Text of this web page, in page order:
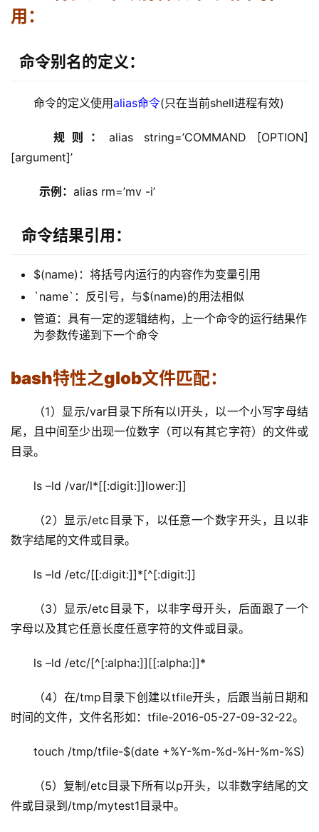
用：
命令别名的定义：
命令的定义使用alias命令(只在当前shell进程有效)
规则： alias string=’COMMAND [OPTION]
[argument]’
示例： alias rm=’mv -i’
命令结果引用：
$(name)：将括号内运行的内容作为变量引用
`name`：反引号，与$(name)的用法相似
管道：具有一定的逻辑结构，上一个命令的运行结果作
为参数传递到下一个命令
bash特性之glob文件匹配：
（1）显示/var目录下所有以l开头，以一个小写字母结
尾，且中间至少出现一位数字（可以有其它字符）的文件或
目录。
ls –ld /var/l*[[:digit:]]lower:]]
（2）显示/etc目录下，以任意一个数字开头，且以非
数字结尾的文件或目录。
ls –ld /etc/[[:digit:]]*[^[:digit:]]
（3）显示/etc目录下，以非字母开头，后面跟了一个
字母以及其它任意长度任意字符的文件或目录。
ls –ld /etc/[^[:alpha:]][[:alpha:]]*
（4）在/tmp目录下创建以tfile开头，后跟当前日期和
时间的文件，文件名形如：tfile-2016-05-27-09-32-22。
touch /tmp/tfile-$(date +%Y-%m-%d-%H-%m-%S)
（5）复制/etc目录下所有以p开头，以非数字结尾的文
件或目录到/tmp/mytest1目录中。